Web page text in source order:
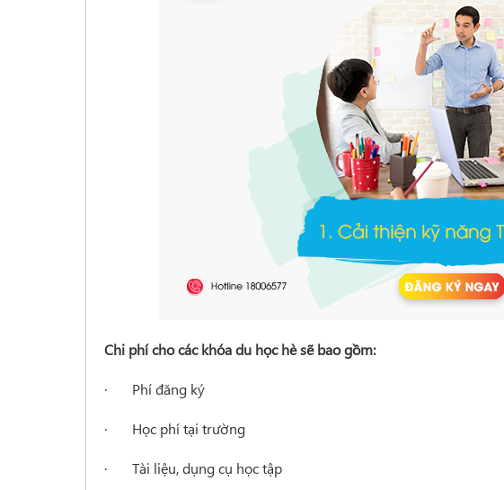
Chi phí cho các khóa du học hè sẽ bao gồm:
· Phí đăng ký
· Học phí tại trường
· Tài liệu, dụng cụ học tập